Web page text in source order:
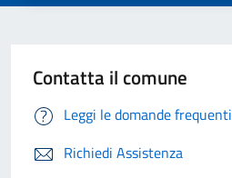
Contatta il comune
Leggi le domande frequenti
Richiedi Assistenza